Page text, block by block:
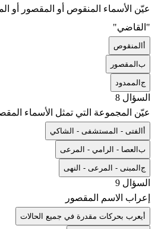
عيّن الأسماء المنقوص أو المقصور أو
"القاضي"
المنقوص
بالمقصور
جالممدود
السؤال 8
عيّن المجموعة التي تمثل الأسماء
الفتى - المستشفى - الشاكي
بالعصا - الرامي - المرعى
جالمبنى - المرعى - النهى
السؤال 9
إعراب الاسم المقصور
يعرب بحركات مقدرة في جميع الحالات